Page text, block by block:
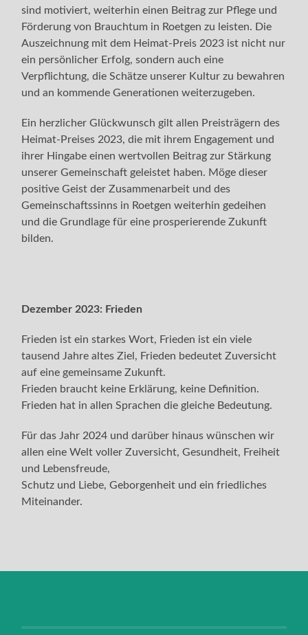
sind motiviert, weiterhin einen Beitrag zur Pflege und
Förderung von Brauchtum in Roetgen zu leisten. Die
Auszeichnung mit dem Heimat-Preis 2023 ist nicht nur
ein persönlicher Erfolg, sondern auch eine
Verpflichtung, die Schätze unserer Kultur zu bewahren
und an kommende Generationen weiterzugeben.
Ein herzlicher Glückwunsch gilt allen Preisträgern des
Heimat-Preises 2023, die mit ihrem Engagement und
ihrer Hingabe einen wertvollen Beitrag zur Stärkung
unserer Gemeinschaft geleistet haben. Möge dieser
positive Geist der Zusammenarbeit und des
Gemeinschaftssinns in Roetgen weiterhin gedeihen
und die Grundlage für eine prosperierende Zukunft
bilden.
Dezember 2023: Frieden
Frieden ist ein starkes Wort, Frieden ist ein viele
tausend Jahre altes Ziel, Frieden bedeutet Zuversicht
auf eine gemeinsame Zukunft.
Frieden braucht keine Erklärung, keine Definition.
Frieden hat in allen Sprachen die gleiche Bedeutung.
Für das Jahr 2024 und darüber hinaus wünschen wir
allen eine Welt voller Zuversicht, Gesundheit, Freiheit
und Lebensfreude,
Schutz und Liebe, Geborgenheit und ein friedliches
Miteinander.